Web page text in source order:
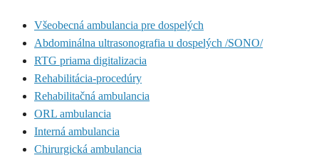
Všeobecná ambulancia pre dospelých
Abdominálna ultrasonografia u dospelých /SONO/
RTG priama digitalizacia
Rehabilitácia-procedúry
Rehabilitačná ambulancia
ORL ambulancia
Interná ambulancia
Chirurgická ambulancia